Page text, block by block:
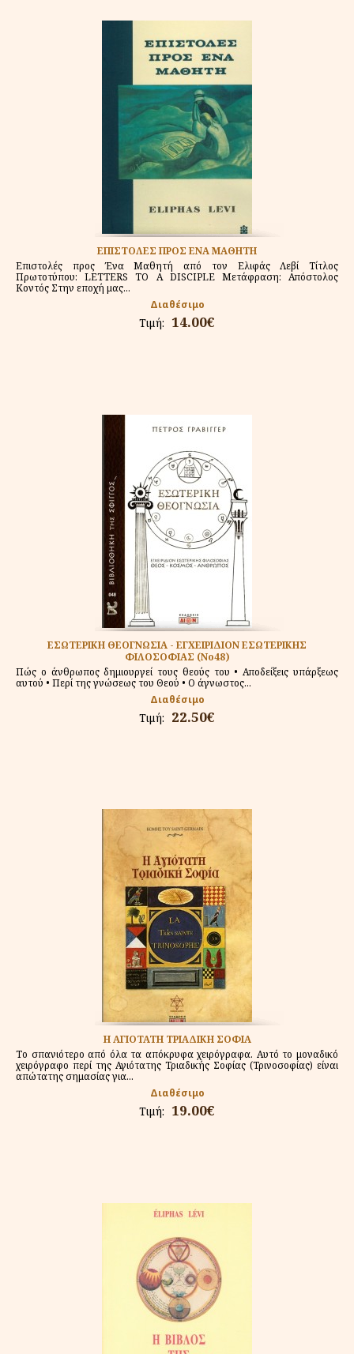
ΕΠΙΣΤΟΛΕΣ ΠΡΟΣ ΕΝΑ ΜΑΘΗΤΗ
Επιστολές προς Ένα Μαθητή από τον Ελιφάς Λεβί Τίτλος
Πρωτοτύπου: LETTERS TO A DISCIPLE Μετάφραση: Απόστολος
Κοντός Στην εποχή μας...
Διαθέσιμο
Τιμή: 14.00€
ΕΣΩΤΕΡΙΚΗ ΘΕΟΓΝΩΣΙΑ - ΕΓΧΕΙΡΙΔΙΟΝ ΕΣΩΤΕΡΙΚΗΣ
ΦΙΛΟΣΟΦΙΑΣ (Νο48)
Πώς ο άνθρωπος δημιουργεί τους θεούς του • Αποδείξεις υπάρξεως
αυτού • Περί της γνώσεως του Θεού • Ο άγνωστος...
Διαθέσιμο
Τιμή: 22.50€
Η ΑΓΙΟΤΑΤΗ ΤΡΙΑΔΙΚΗ ΣΟΦΙΑ
Το σπανιότερο από όλα τα απόκρυφα χειρόγραφα. Αυτό το μοναδικό
χειρόγραφο περί της Αγιότατης Τριαδικής Σοφίας (Τρινοσοφίας) είναι
απώτατης σημασίας για...
Διαθέσιμο
Τιμή: 19.00€